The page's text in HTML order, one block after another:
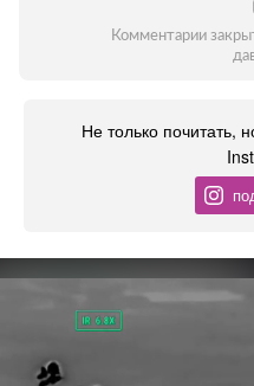
Комментарии
Не только почитать,